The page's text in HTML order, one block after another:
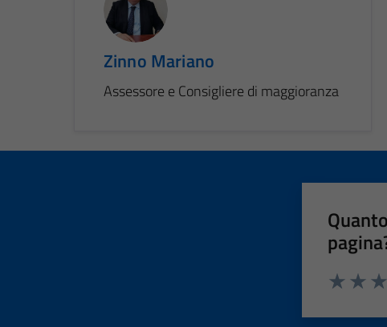
Zinno Mariano
Assessore e Consigliere di maggioranza